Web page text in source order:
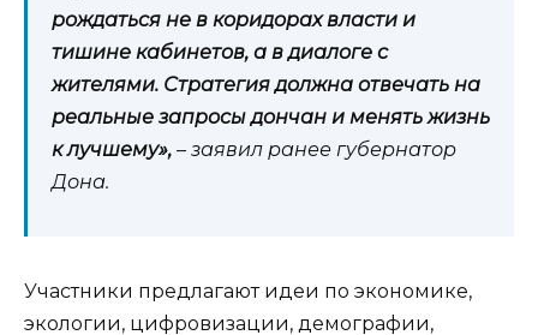
рождаться не в коридорах власти и
тишине кабинетов, а в диалоге с
жителями. Стратегия должна отвечать на
реальные запросы дончан и менять жизнь
к лучшему», – заявил ранее губернатор
Дона.
Участники предлагают идеи по экономике,
экологии, цифровизации, демографии,